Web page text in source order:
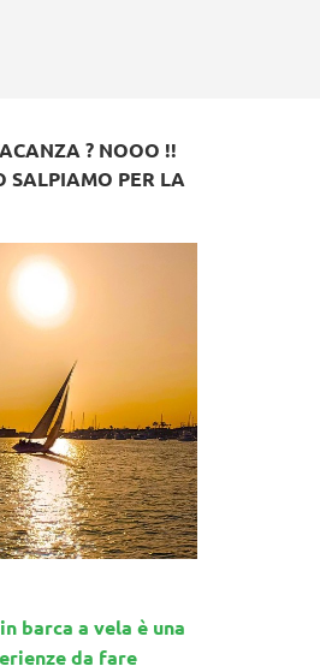
? NOOO !!
SALPIAMO PER LA
barca a vela è una
da fare